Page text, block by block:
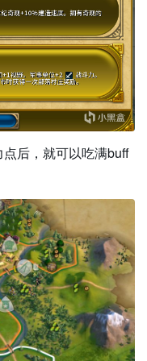
后，就可以吃满buff